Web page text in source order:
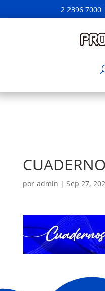
2 2396 7000
por admin | Sep 27,